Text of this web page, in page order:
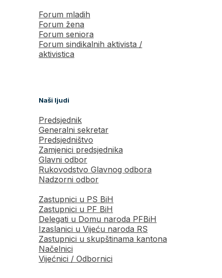
Forum mladih
Forum žena
Forum seniora
Forum sindikalnih aktivista /
aktivistica
Naši ljudi
Predsjednik
Generalni sekretar
Predsjedništvo
Zamjenici predsjednika
Glavni odbor
Rukovodstvo Glavnog odbora
Nadzorni odbor
Zastupnici u PS BiH
Zastupnici u PF BiH
Delegati u Domu naroda PFBiH
Izaslanici u Vijeću naroda RS
Zastupnici u skupštinama kantona
Načelnici
Vijećnici / Odbornici